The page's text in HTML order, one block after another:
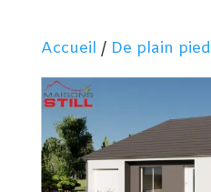
Accueil / De plain pied